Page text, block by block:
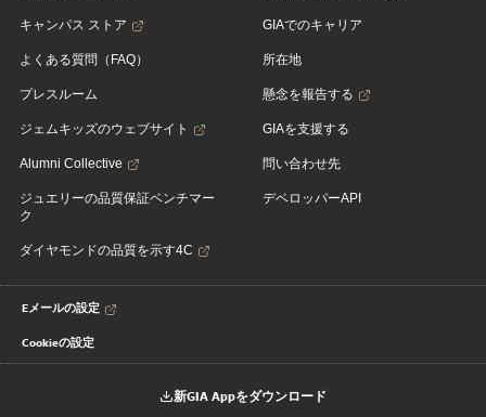
キャンパス ストア
よくある質問（FAQ）
プレスルーム
ジェムキッズのウェブサイト
Alumni Collective
ジュエリーの品質保証ベンチマー
ク
ダイヤモンドの品質を示す4C
GIAでのキャリア
所在地
懸念を報告する
GIAを支援する
問い合わせ先
デベロッパーAPI
Eメールの設定
Cookieの設定
新GIA Appをダウンロード